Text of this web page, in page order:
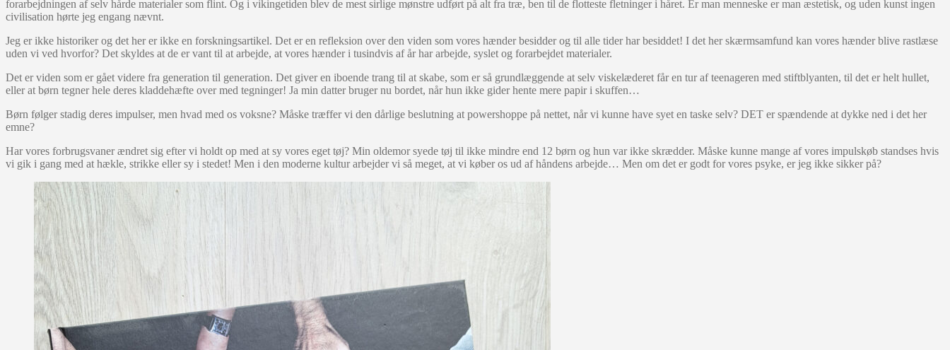
forarbejdningen af selv hårde materialer som flint. Og i vikingetiden blev de mest sirlige mønstre udført på alt fra træ, ben til de flotteste fletninger i håret. Er man menneske er man æstetisk, og uden kunst ingen
civilisation hørte jeg engang nævnt.
Jeg er ikke historiker og det her er ikke en forskningsartikel. Det er en refleksion over den viden som vores hænder besidder og til alle tider har besiddet! I det her skærmsamfund kan vores hænder blive rastlæse
uden vi ved hvorfor? Det skyldes at de er vant til at arbejde, at vores hænder i tusindvis af år har arbejde, syslet og forarbejdet materialer.
Det er viden som er gået videre fra generation til generation. Det giver en iboende trang til at skabe, som er så grundlæggende at selv viskelæderet får en tur af teenageren med stiftblyanten, til det er helt hullet,
eller at børn tegner hele deres kladdehæfte over med tegninger! Ja min datter bruger nu bordet, når hun ikke gider hente mere papir i skuffen…
Børn følger stadig deres impulser, men hvad med os voksne? Måske træffer vi den dårlige beslutning at powershoppe på nettet, når vi kunne have syet en taske selv? DET er spændende at dykke ned i det her
emne?
Har vores forbrugsvaner ændret sig efter vi holdt op med at sy vores eget tøj? Min oldemor syede tøj til ikke mindre end 12 børn og hun var ikke skrædder. Måske kunne mange af vores impulskøb standses hvis
vi gik i gang med at hækle, strikke eller sy i stedet! Men i den moderne kultur arbejder vi så meget, at vi køber os ud af håndens arbejde… Men om det er godt for vores psyke, er jeg ikke sikker på?